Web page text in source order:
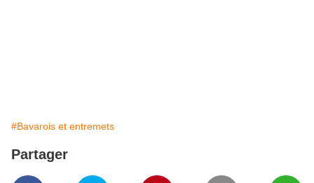
#Bavarois et entremets
Partager